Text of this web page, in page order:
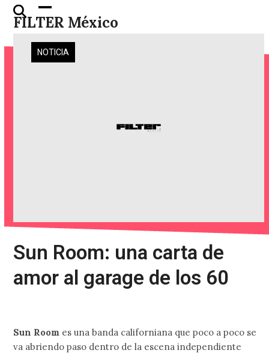
Skip
FILTER México
Open
mobile
menu
Close
mobile
menu
NOTICIA
Sun Room: una carta de
amor al garage de los 60
Sun Room es una banda californiana que poco a poco se
va abriendo paso dentro de la escena independiente